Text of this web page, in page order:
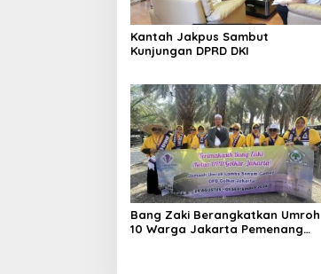
Kantah Jakpus Sambut
Kunjungan DPRD DKI
Bang Zaki Berangkatkan Umroh
10 Warga Jakarta Pemenang